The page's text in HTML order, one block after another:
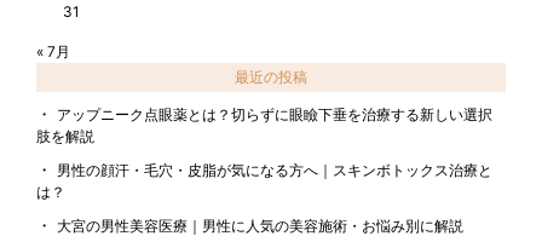
31
« 7月
最近の投稿
アップニーク点眼薬とは？切らずに眼瞼下垂を治療する新しい選択
肢を解説
男性の顔汗・毛穴・皮脂が気になる方へ｜スキンボトックス治療と
は？
大宮の男性美容医療｜男性に人気の美容施術・お悩み別に解説